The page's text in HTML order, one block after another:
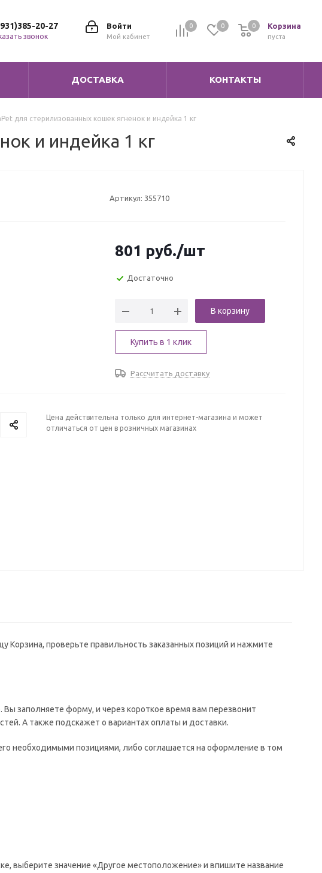
0 0 Корзина
0
пуста
0
Войти
Мой кабинет
20-27
звонок
ДОСТАВКА КОНТАКТЫ
для стерилизованных кошек ягненок и индейка 1 кг
и индейка 1 кг
Артикул: 355710
801 руб./шт
Достаточно
В корзину
Купить в 1 клик
Рассчитать доставку
Цена действительна только для интернет-магазина и может
отличаться от цен в розничных магазинах
Корзина, проверьте правильность заказанных позиций и нажмите
заполняете форму, и через короткое время вам перезвонит
А также подскажет о вариантах оплаты и доставки.
необходимыми позициями, либо соглашается на оформление в том
выберите значение «Другое местоположение» и впишите название